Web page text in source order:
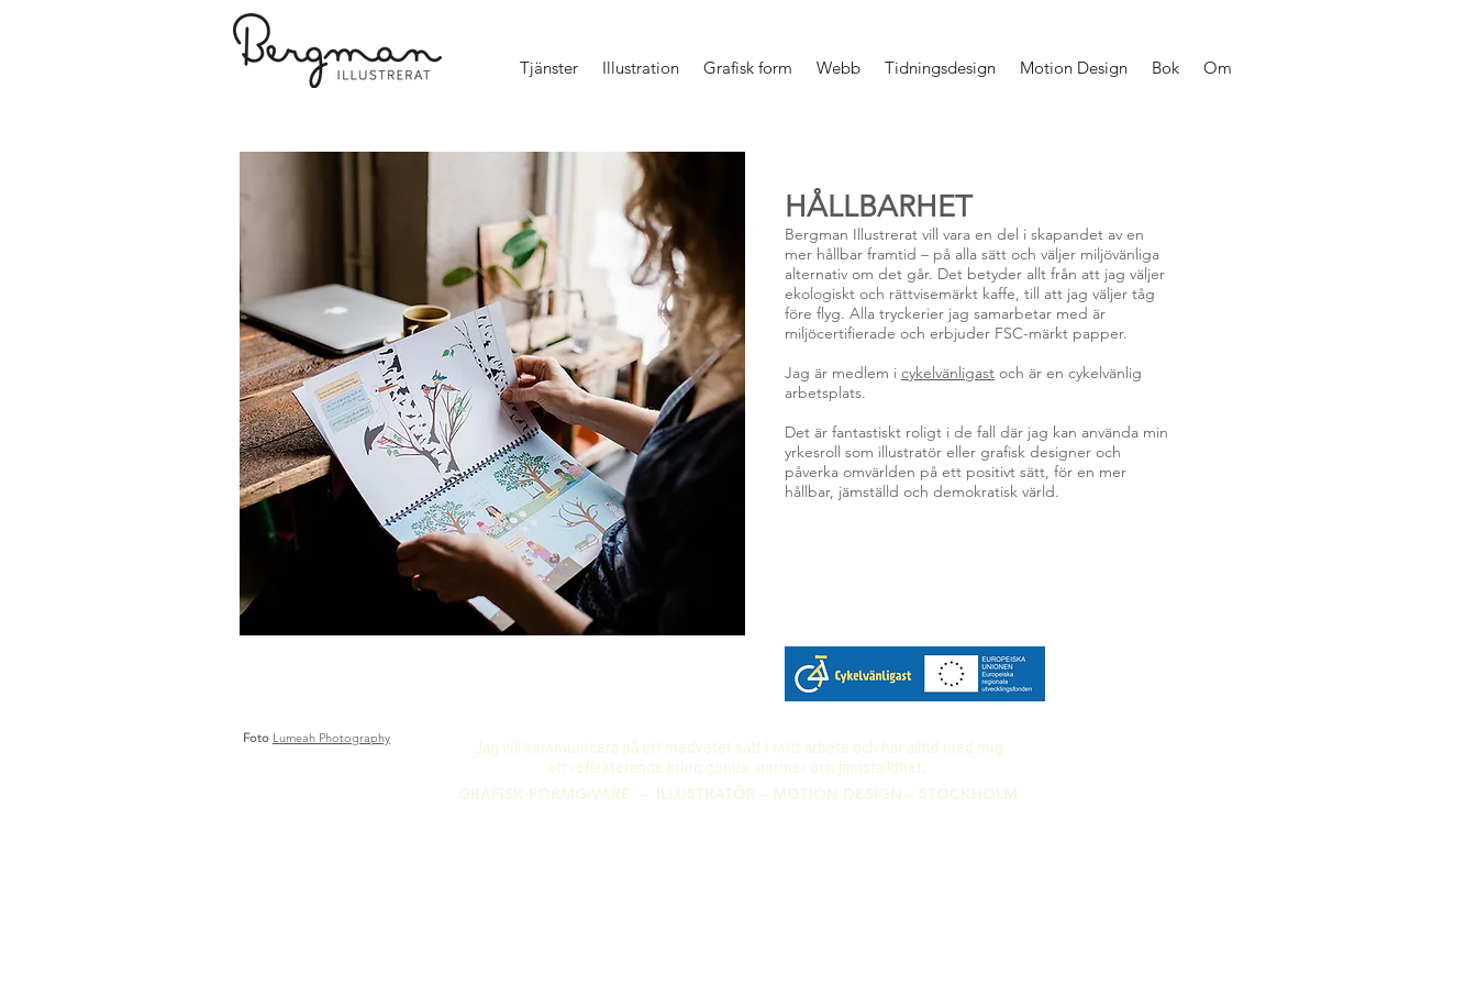
Tjänster Illustration Grafisk form Webb Tidningsdesign Motion Design Bok Om
HÅLLBARHET
Bergman Illustrerat vill vara en del i skapandet av en
mer hållbar framtid – på alla sätt och väljer miljövänliga
alternativ om det går. Det betyder allt från att jag väljer
ekologiskt och rättvisemärkt kaffe, till att jag väljer tåg
före flyg. Alla tryckerier jag samarbetar med är
miljöcertifierade och erbjuder FSC-märkt papper.
Jag är medlem i cykelvänligast och är en cykelvänlig
arbetsplats.
Det är fantastiskt roligt i de fall där jag kan använda min
yrkesroll som illustratör eller grafisk designer och
påverka omvärlden på ett positivt sätt, för en mer
hållbar, jämställd och demokratisk värld.
Foto Lumeah Photography
Jag vill kommunicera på ett medvetet sätt i mitt arbete och har alltid med mig
ett reflekterande kring genus, normer och jämställdhet.
GRAFISK FORMGIVARE – ILLUSTRATÖR – MOTION DESIGN – STOCKHOLM